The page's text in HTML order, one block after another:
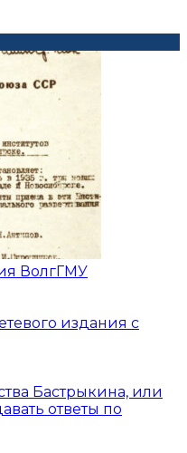
ВолгГМУ
издания с
Бастрыкина, или
ответы по